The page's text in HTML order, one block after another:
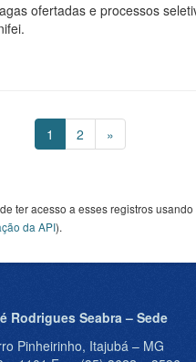
ofertadas e processos
1 2 »
ter acesso a esses registros usando
da API).
Rodrigues Seabra – Sede
Pinheirinho, Itajubá – MG